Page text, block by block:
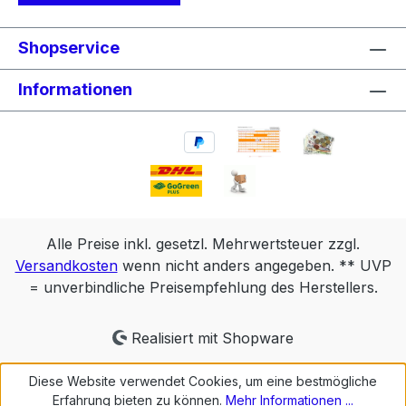
Shopservice
Informationen
Alle Preise inkl. gesetzl. Mehrwertsteuer zzgl.
Versandkostenwenn nicht anders angegeben. ** UVP
= unverbindliche Preisempfehlung des Herstellers.
Realisiert mit Shopware
Diese Website verwendet Cookies, um eine bestmögliche
Erfahrung bieten zu können. Mehr Informationen ...